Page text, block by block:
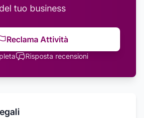
tuo business
Reclama Attività
Risposta recensioni